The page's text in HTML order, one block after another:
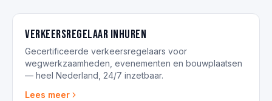
Verkeersregelaar inhuren
Gecertificeerde verkeersregelaars voor
wegwerkzaamheden, evenementen en bouwplaatsen
— heel Nederland, 24/7 inzetbaar.
Lees meer